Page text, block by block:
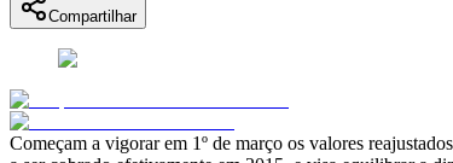
Compartilhar
Começam a vigorar em 1º de março os valores